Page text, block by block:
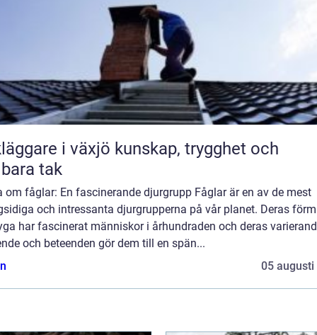
i växjö kunskap, trygghet och
tak
om fåglar: En fascinerande djurgrupp Fåglar är en av de mest
och intressanta djurgrupperna på vår planet. Deras
har fascinerat människor i århundraden och deras
och beteenden gör dem till en spän...
05 augusti